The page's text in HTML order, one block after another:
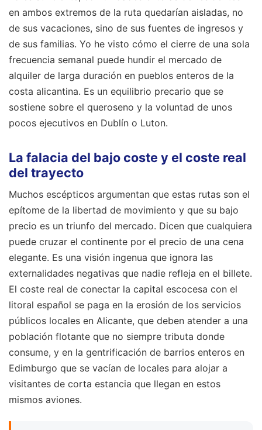
en ambos extremos de la ruta quedarían aisladas, no
de sus vacaciones, sino de sus fuentes de ingresos y
de sus familias. Yo he visto cómo el cierre de una sola
frecuencia semanal puede hundir el mercado de
alquiler de larga duración en pueblos enteros de la
costa alicantina. Es un equilibrio precario que se
sostiene sobre el queroseno y la voluntad de unos
pocos ejecutivos en Dublín o Luton.
La falacia del bajo coste y el coste real
del trayecto
Muchos escépticos argumentan que estas rutas son el
epítome de la libertad de movimiento y que su bajo
precio es un triunfo del mercado. Dicen que cualquiera
puede cruzar el continente por el precio de una cena
elegante. Es una visión ingenua que ignora las
externalidades negativas que nadie refleja en el billete.
El coste real de conectar la capital escocesa con el
litoral español se paga en la erosión de los servicios
públicos locales en Alicante, que deben atender a una
población flotante que no siempre tributa donde
consume, y en la gentrificación de barrios enteros en
Edimburgo que se vacían de locales para alojar a
visitantes de corta estancia que llegan en estos
mismos aviones.